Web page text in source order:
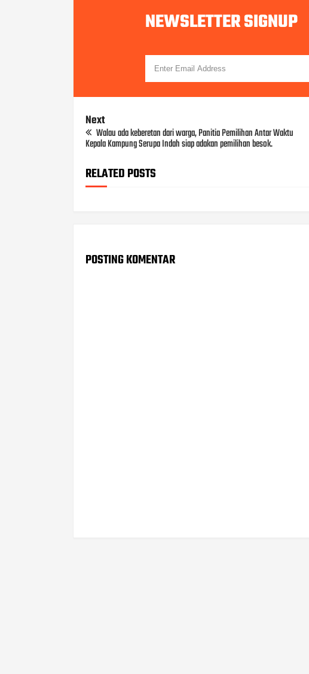
NEWSLETTER SIGNUP
Next
Walau ada keberetan dari warga, Panitia Pemilihan Antar Waktu
Kepala Kampung Serupa Indah siap adakan pemilihan besok.
RELATED POSTS
POSTING KOMENTAR